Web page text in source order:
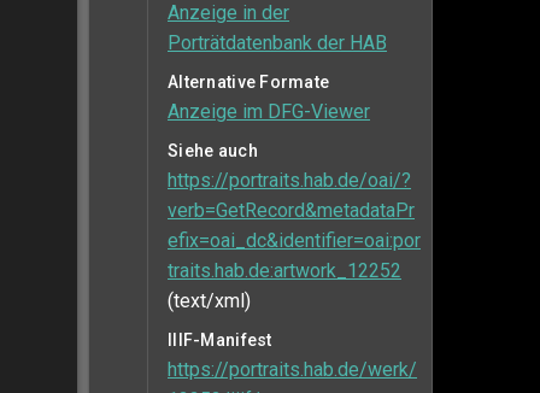
Anzeige in der
Porträtdatenbank der HAB
Alternative Formate
Anzeige im DFG-Viewer
Siehe auch
https://portraits.hab.de/oai/?
verb=GetRecord&metadataPr
efix=oai_dc&identifier=oai:por
traits.hab.de:artwork_12252
(text/xml)
IIIF-Manifest
https://portraits.hab.de/werk/